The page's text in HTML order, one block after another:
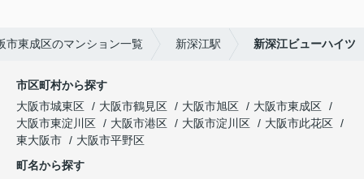
市東成区のマンション一覧 新深江駅 新深江ビューハイツ
市区町村から探す
大阪市城東区
大阪市鶴見区 大阪市旭区
大阪市東成区
大阪市東淀川区
大阪市港区 大阪市淀川区
大阪市此花区
東大阪市
大阪市平野区
町名から探す